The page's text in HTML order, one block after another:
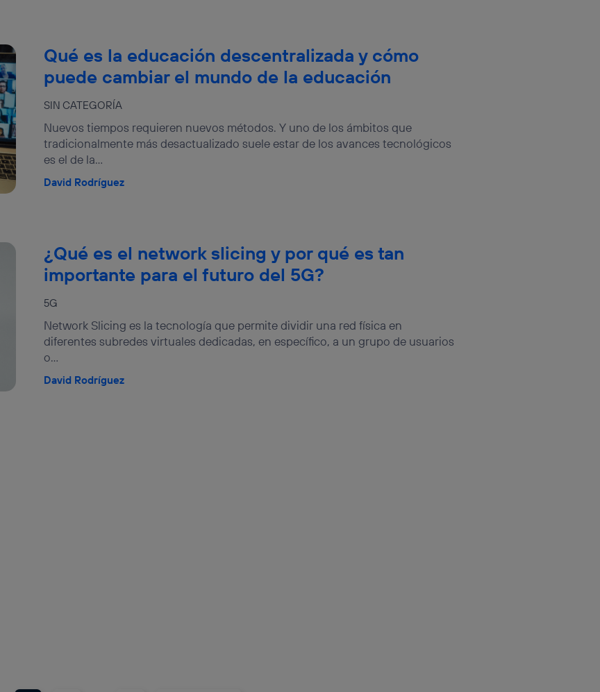
SIN CATEGORÍA
Qué es la educación descentralizada y cómo
puede cambiar el mundo de la educación
Nuevos tiempos requieren nuevos métodos. Y uno de los ámbitos que
tradicionalmente más desactualizado suele estar de los avances tecnológicos
es el de la...
David Rodríguez
5G
¿Qué es el network slicing y por qué es tan
importante para el futuro del 5G?
Network Slicing es la tecnología que permite dividir una red física en
diferentes subredes virtuales dedicadas, en específico, a un grupo de usuarios
o...
David Rodríguez